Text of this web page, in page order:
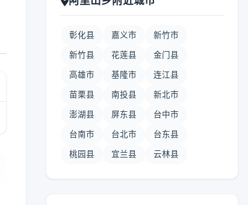
彰化县 嘉义市 新竹市
新竹县 花莲县 金门县
高雄市 基隆市 连江县
苗栗县 南投县 新北市
澎湖县 屏东县 台中市
台南市 台北市 台东县
桃园县 宜兰县 云林县